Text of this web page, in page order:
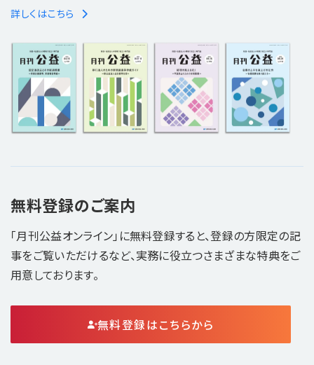
詳しくはこちら
無料登録のご案内
「月刊公益オンライン」に無料登録すると、登録の方限定の記
事をご覧いただけるなど、実務に役立つさまざまな特典をご
用意しております。
無料登録はこちらから